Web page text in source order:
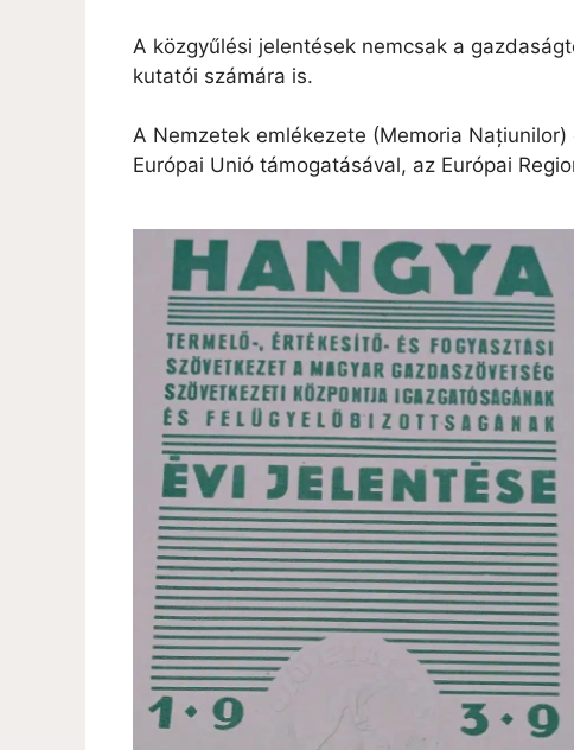
A közgyűlési jelentések nemcsak a
kutatói számára is.
A Nemzetek emlékezete (Memoria
Európai Unió támogatásával, az Európai